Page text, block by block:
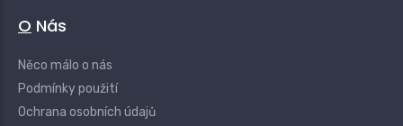
O Nás
Něco málo o nás
Podmínky použití
Ochrana osobních údajů